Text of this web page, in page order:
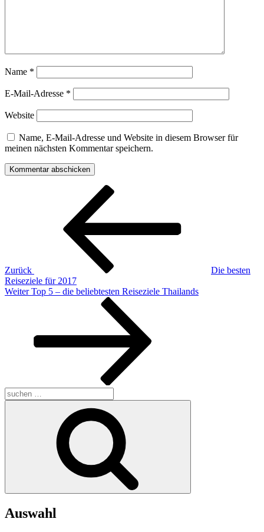
Name *
E-Mail-Adresse *
Website
Name, E-Mail-Adresse und Website in diesem Browser für
meinen nächsten Kommentar speichern.
Beitragsnavigation
Zurück
Die besten
Reiseziele für 2017
Nächster
Weiter Top 5 – die beliebtesten Reiseziele Thailands
Suche
nach:
Auswahl